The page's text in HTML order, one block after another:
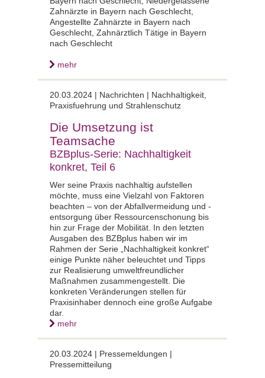
Zahnärzte in Bayern nach Geschlecht,
Angestellte Zahnärzte in Bayern nach
Geschlecht, Zahnärztlich Tätige in Bayern
nach Geschlecht
mehr
20.03.2024 | Nachrichten | Nachhaltigkeit,
Praxisfuehrung und Strahlenschutz
Die Umsetzung ist
Teamsache
BZBplus-Serie: Nachhaltigkeit
konkret, Teil 6
Wer seine Praxis nachhaltig aufstellen
möchte, muss eine Vielzahl von Faktoren
beachten – von der Abfallvermeidung und -
entsorgung über Ressourcenschonung bis
hin zur Frage der Mobilität. In den letzten
Ausgaben des BZBplus haben wir im
Rahmen der Serie „Nachhaltigkeit konkret“
einige Punkte näher beleuchtet und Tipps
zur Realisierung umweltfreundlicher
Maßnahmen zusammengestellt. Die
konkreten Veränderungen stellen für
Praxisinhaber dennoch eine große Aufgabe
dar.
mehr
20.03.2024 | Pressemeldungen |
Pressemitteilung